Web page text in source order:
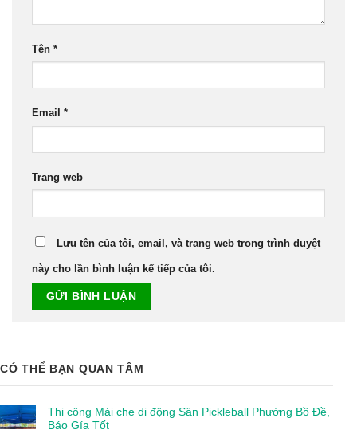
CÓ THỂ BẠN QUAN TÂM
Thi công Mái che di động Sân Pickleball Phường Bồ Đề,
Báo Gía Tốt
Tên *
Email *
Trang web
Lưu tên của tôi, email, và trang web trong trình duyệt
này cho lần bình luận kế tiếp của tôi.